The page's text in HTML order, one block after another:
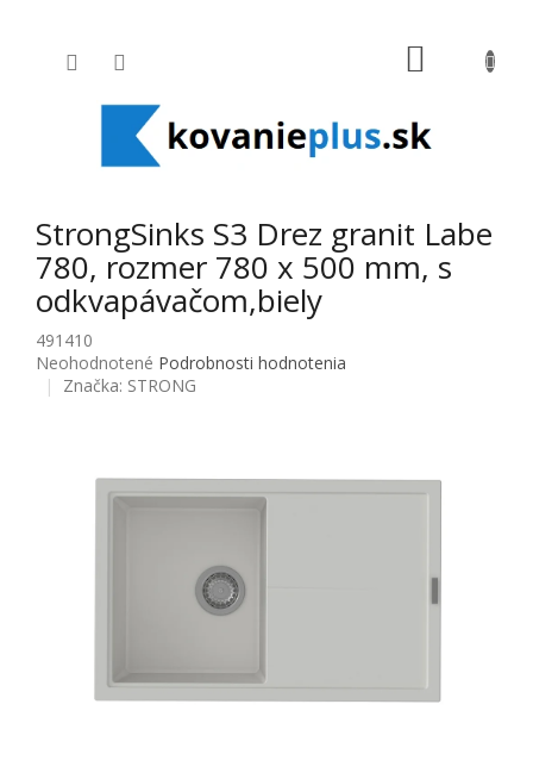
StrongSinks S3 Drez granit Labe
780, rozmer 780 x 500 mm, s
odkvapávačom,biely
491410
Priemerné hodnotenie produktu je 0,0 z 5 hviezdičiek.
Neohodnotené Podrobnosti hodnotenia
Značka: STRONG